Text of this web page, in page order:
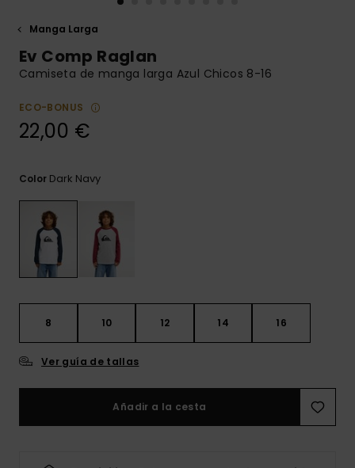
conversación
Encuentra
Manga Larga
Ev Comp Raglan
Camiseta de manga larga Azul Chicos 8-16
ECO-BONUS
22,00 €
Color Dark Navy
8 10 12 14 16
Ver guía de tallas
Añadir a la cesta